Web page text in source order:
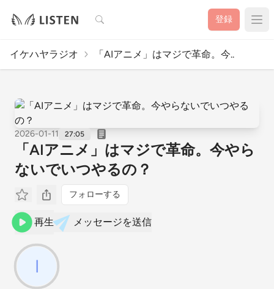
検索 登録
イケハヤラジオ 「AIアニメ」はマジで革命。今..
2026-01-11 27:05
「AIアニメ」はマジで革命。今やら
ないでいつやるの？
フォローする
再生 メッセージを送信